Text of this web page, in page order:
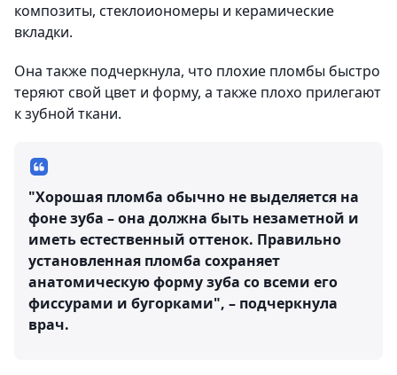
композиты, стеклоиономеры и керамические
вкладки.
Она также подчеркнула, что плохие пломбы быстро
теряют свой цвет и форму, а также плохо прилегают
к зубной ткани.
"Хорошая пломба обычно не выделяется на
фоне зуба – она должна быть незаметной и
иметь естественный оттенок. Правильно
установленная пломба сохраняет
анатомическую форму зуба со всеми его
фиссурами и бугорками", – подчеркнула
врач.